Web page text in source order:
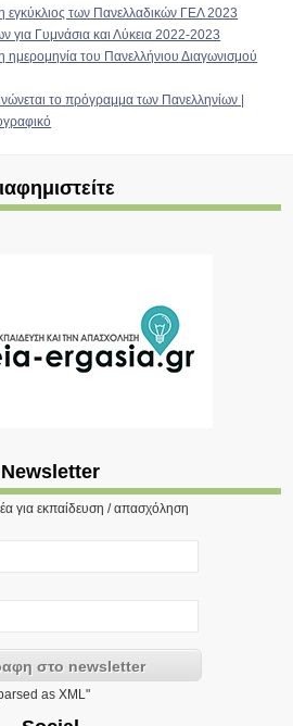
εγκύκλιος των Πανελλαδικών ΓΕΛ 2023
για Γυμνάσια και Λύκεια 2022-2023
ημερομηνία του Πανελλήνιου Διαγωνισμού
το πρόγραμμα των Πανελληνίων |
Newsletter
για εκπαίδευση / απασχόληση
as XML"